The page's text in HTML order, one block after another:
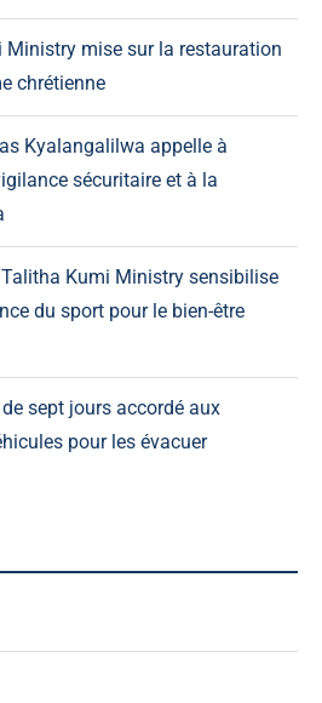
Ministry mise sur la restauration
chrétienne
Kyalangalilwa appelle à
sécuritaire et à la
Kumi Ministry sensibilise
du sport pour le bien-être
sept jours accordé aux
pour les évacuer